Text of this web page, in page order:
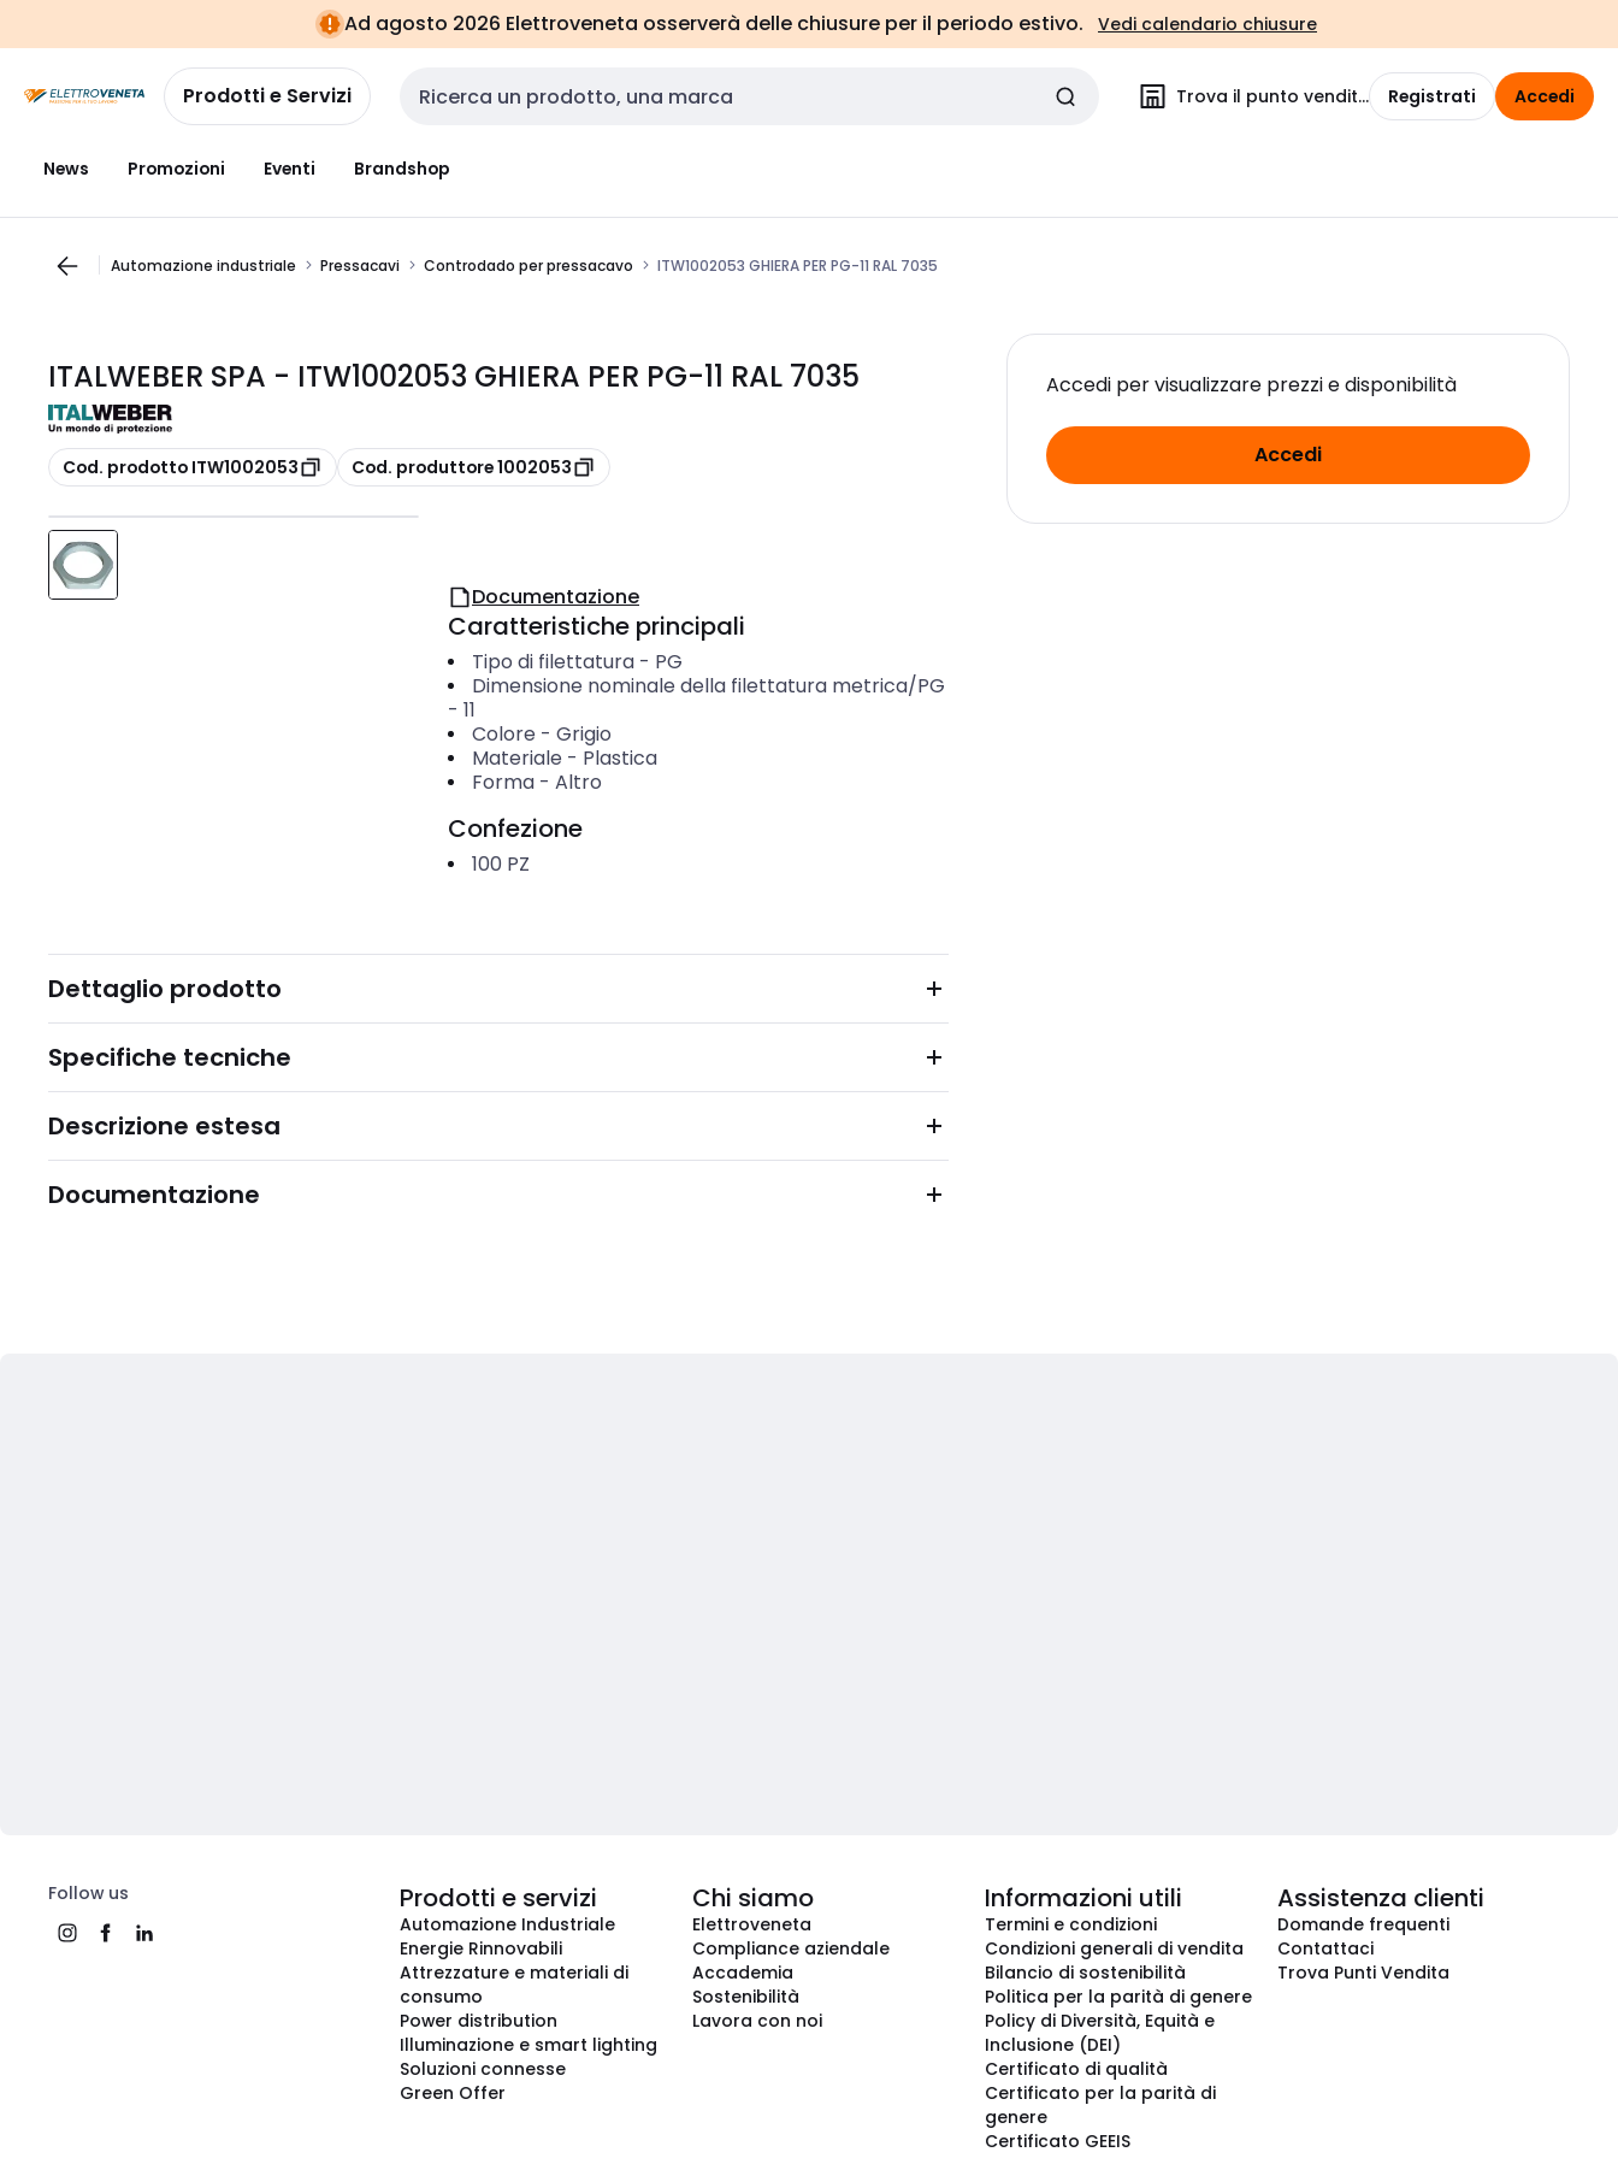
navigazionealla
pagina
Ad agosto 2026 Elettroveneta osserverà delle chiusure per il periodo estivo. Vedi calendario chiusure
Prodotti e Servizi Cerca input Trova il punto vendita Registrati Accedi
News Promozioni Eventi Brandshop
Automazione industriale Pressacavi Controdado per pressacavo ITW1002053 GHIERA PER PG-11 RAL 7035
ITALWEBER SPA - ITW1002053 GHIERA PER PG-11 RAL 7035
copia
Cod. prodotto ITW1002053 copia
Cod. produttore 1002053
Accedi per visualizzare prezzi e disponibilità
Accedi
Documentazione
Caratteristiche principali
Tipo di filettatura- PG
Dimensione nominale della filettatura metrica/PG
- 11
Colore - Grigio
Materiale - Plastica
Forma- Altro
Confezione
100 PZ
Dettaglio prodotto
Specifiche tecniche
Descrizione estesa
Documentazione
Follow us Prodotti e servizi
Automazione Industriale
Energie Rinnovabili
Attrezzature e materiali di
consumo
Power distribution
Illuminazione e smart lighting
Soluzioni connesse
Green Offer
Chi siamo
Elettroveneta
Compliance aziendale
Accademia
Sostenibilità
Lavora con noi
Informazioni utili
Termini e condizioni
Condizioni generali di vendita
Bilancio di sostenibilità
Politica per la parità di genere
Policy di Diversità, Equità e
Inclusione (DEI)
Certificato di qualità
Certificato per la parità di
genere
Certificato GEEIS
Assistenza clienti
Domande frequenti
Contattaci
Trova Punti Vendita